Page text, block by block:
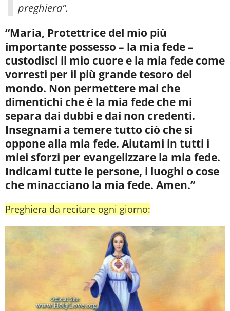
preghiera”.
“Maria, Protettrice del mio più
importante possesso – la mia fede –
custodisci il mio cuore e la mia fede come
vorresti per il più grande tesoro del
mondo. Non permettere mai che
dimentichi che è la mia fede che mi
separa dai dubbi e dai non credenti.
Insegnami a temere tutto ciò che si
oppone alla mia fede. Aiutami in tutti i
miei sforzi per evangelizzare la mia fede.
Indicami tutte le persone, i luoghi o cose
che minacciano la mia fede. Amen.”
Preghiera da recitare ogni giorno: